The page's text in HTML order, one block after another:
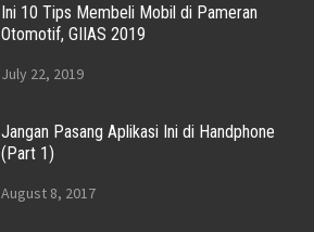
Ini 10 Tips Membeli Mobil di Pameran
Otomotif, GIIAS 2019
July 22, 2019
Jangan Pasang Aplikasi Ini di Handphone
(Part 1)
August 8, 2017